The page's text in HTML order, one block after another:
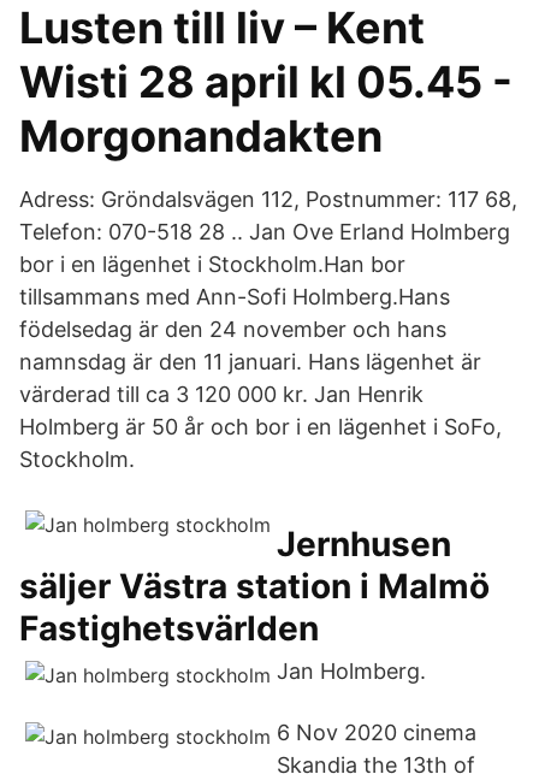
Lusten till liv – Kent
Wisti 28 april kl 05.45 -
Morgonandakten
Adress: Gröndalsvägen 112, Postnummer: 117 68,
Telefon: 070-518 28 .. Jan Ove Erland Holmberg
bor i en lägenhet i Stockholm.Han bor
tillsammans med Ann-Sofi Holmberg.Hans
födelsedag är den 24 november och hans
namnsdag är den 11 januari. Hans lägenhet är
värderad till ca 3 120 000 kr. Jan Henrik
Holmberg är 50 år och bor i en lägenhet i SoFo,
Stockholm.
Jernhusen
säljer Västra station i Malmö
Fastighetsvärlden
Jan Holmberg.
6 Nov 2020 cinema
Skandia the 13th of